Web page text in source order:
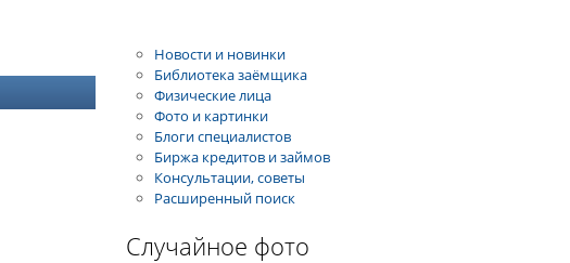
Новости и новинки
Библиотека заёмщика
Физические лица
Фото и картинки
Блоги специалистов
Биржа кредитов и займов
Консультации, советы
Расширенный поиск
Случайное фото